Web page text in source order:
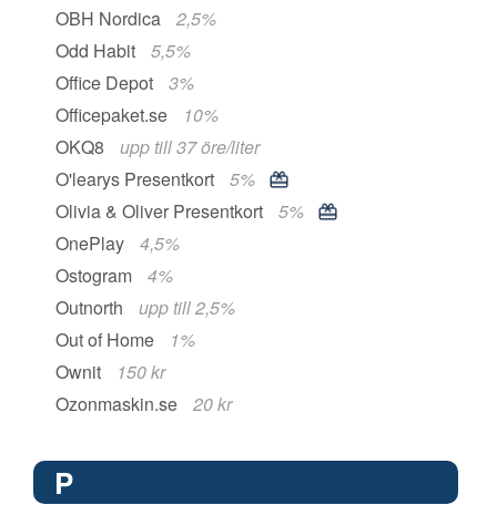
OBH Nordica
2,5%
Odd Habit
5,5%
Office Depot
3%
Officepaket.se
10%
OKQ8
upp till 37 öre/liter
O'learys Presentkort
5%
Olivia & Oliver Presentkort
5%
OnePlay
4,5%
Ostogram
4%
Outnorth
upp till 2,5%
Out of Home
1%
Ownit
150 kr
Ozonmaskin.se
20 kr
P